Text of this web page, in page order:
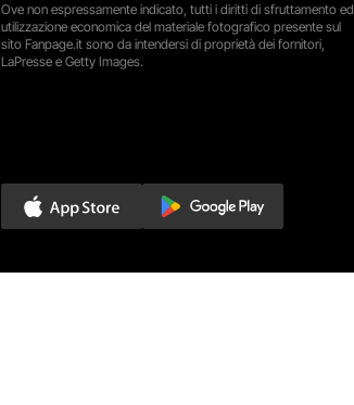
Ove non espressamente indicato, tutti i diritti di sfruttamento ed
utilizzazione economica del materiale fotografico presente sul
sito Fanpage.it sono da intendersi di proprietà dei fornitori,
LaPresse e Getty Images.